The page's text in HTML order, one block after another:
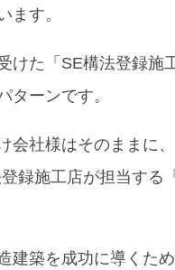
ます。
けた「SE構法登録施
ターンです。
会社様はそのままに
録施工店が担当する
建築を成功に導くた